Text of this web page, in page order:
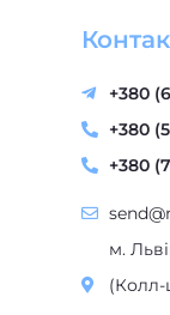
+380
+380
+380
м.
(Колл-